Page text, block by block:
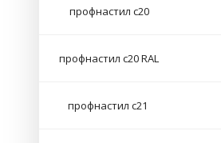
профнастил с20
профнастил с20 RAL
профнастил с21